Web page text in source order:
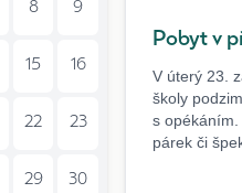
8 9
15 16
22 23
29 30
Pobyt v
V úterý 23.
školy
s
párek či